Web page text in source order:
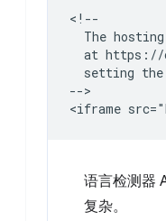
<!--
The
at
setting
-->
语言检测器
复杂。